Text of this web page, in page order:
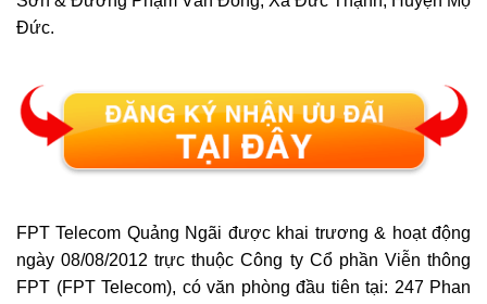
Đức.
FPT Telecom Quảng Ngãi được khai trương & hoạt động
ngày 08/08/2012 trực thuộc Công ty Cổ phần Viễn thông
FPT (FPT Telecom), có văn phòng đầu tiên tại: 247 Phan